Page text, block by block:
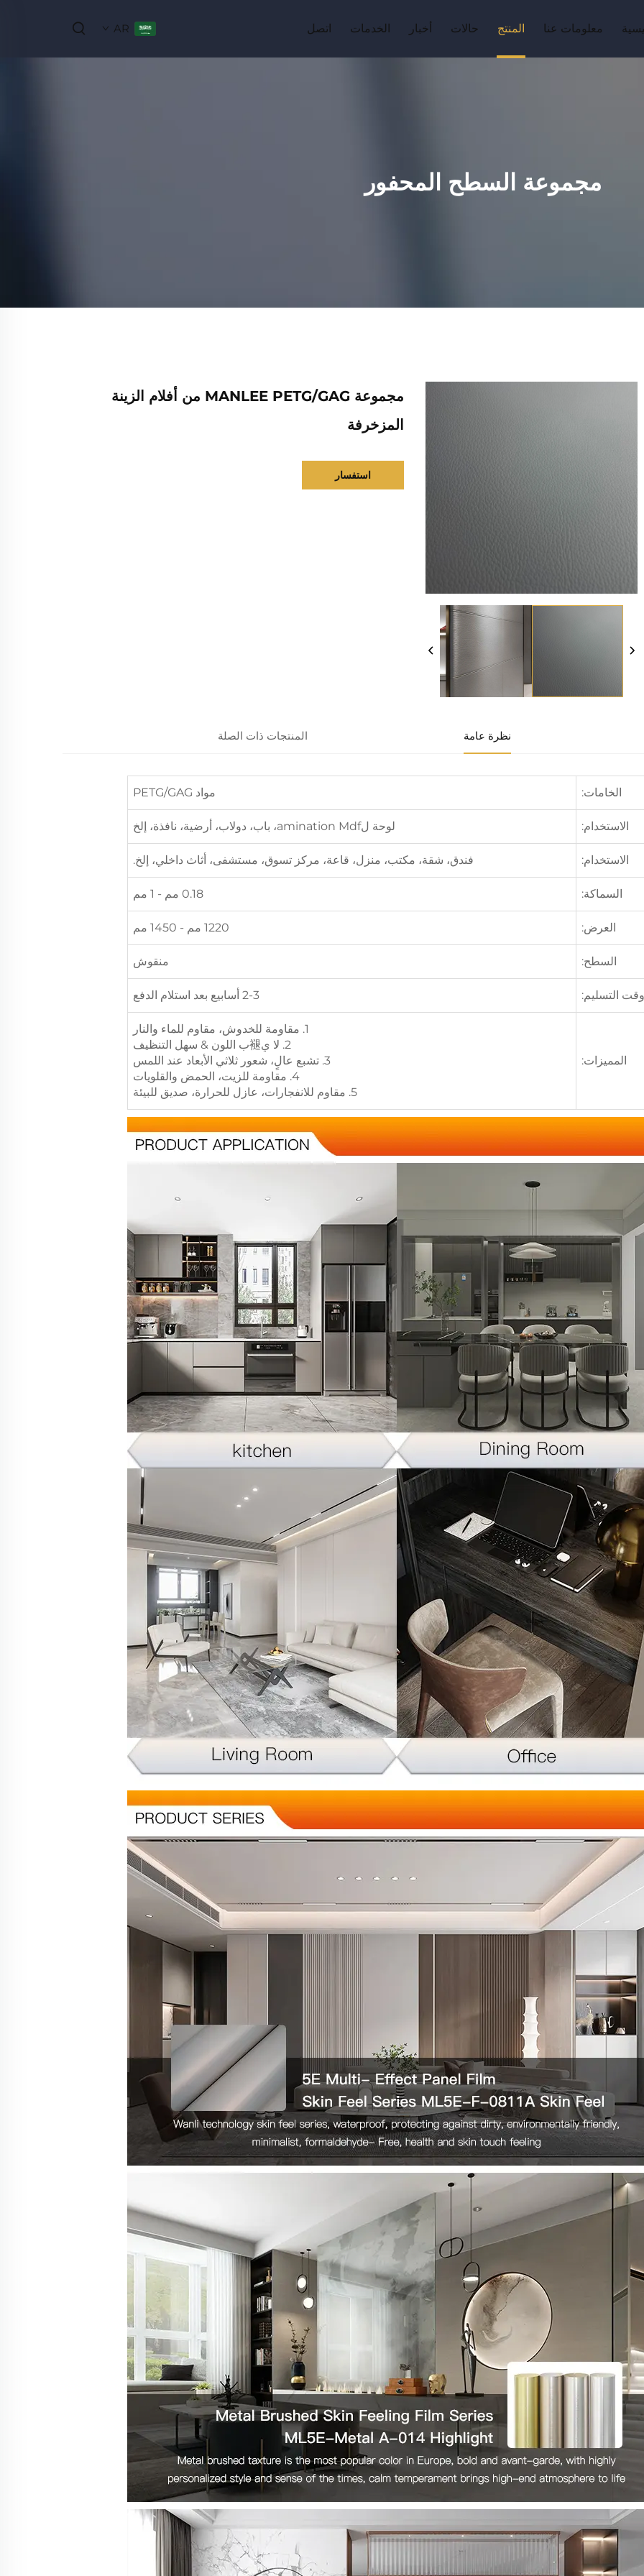
معلومات عنا المنتج حالات أخبار الخدمات اتصل AR
مجموعة السطح المحفور
مجموعة MANLEE PETG/GAG من أفلام الزينة
المزخرفة
استفسار
نظرة عامة المنتجات ذات الصلة
الخامات: مواد PETG/GAG
الاستخدام: لوحة لamination Mdf، باب، دولاب، أرضية، نافذة، إلخ
الاستخدام: فندق، شقة، مكتب، منزل، قاعة، مركز تسوق، مستشفى، أثاث داخلي، إلخ.
السماكة: 0.18 مم - 1 مم
العرض: 1220 مم - 1450 مم
السطح: منقوش
وقت التسليم: 2-3 أسابيع بعد استلام الدفع
المميزات:
1. مقاومة للخدوش، مقاوم للماء والنار
2. لا ي褪ب اللون & سهل التنظيف
3. تشبع عالٍ، شعور ثلاثي الأبعاد عند اللمس
4. مقاومة للزيت، الحمض والقلويات
5. مقاوم للانفجارات، عازل للحرارة، صديق للبيئة